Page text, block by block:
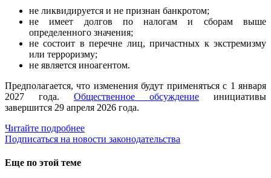
не ликвидируется и не признан банкротом;
не имеет долгов по налогам и сборам выше
определенного значения;
не состоит в перечне лиц, причастных к экстремизму
или терроризму;
не является иноагентом.
Предполагается, что изменения будут применяться с 1 января
2027 года. Общественное обсуждение инициативы
завершится 29 апреля 2026 года.
Читайте подробнее
Подписаться на новости законодательства
Еще по этой теме